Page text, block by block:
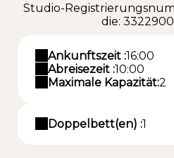
Studio-
die:
Ankunftszeit :16:00
Abreisezeit :10:00
Maximale Kapazität:2
Doppelbett(en) :1